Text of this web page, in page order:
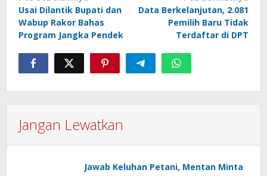
pos
Usai Dilantik Bupati dan
Wabup Rakor Bahas
Program Jangka Pendek
Data Berkelanjutan, 2.081
Pemilih Baru Tidak
Terdaftar di DPT
Jangan Lewatkan
Jawab Keluhan Petani, Mentan Minta